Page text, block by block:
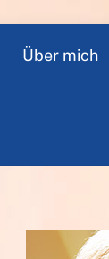
Über mich